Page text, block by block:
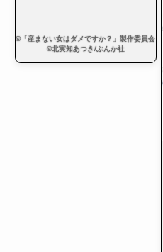
©「産まない女はダメですか？」製作委員会
©北実知あつき/ぶんか社